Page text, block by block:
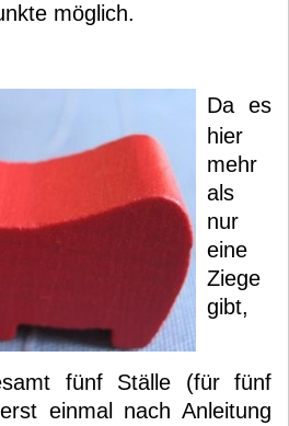
möglich.
Da es
hier
mehr
als
nur
eine
Ziege
gibt,
fünf Ställe (für fünf
einmal nach Anleitung